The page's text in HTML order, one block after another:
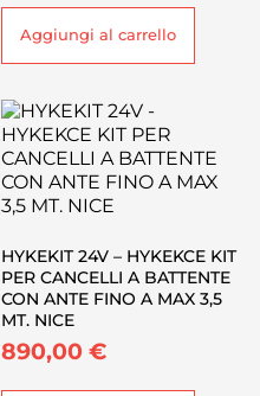
Aggiungi al carrello
HYKEKIT 24V – HYKEKCE KIT
PER CANCELLI A BATTENTE
CON ANTE FINO A MAX 3,5
MT. NICE
890,00 €